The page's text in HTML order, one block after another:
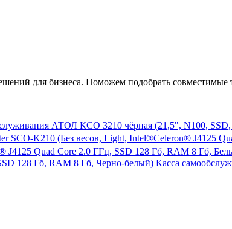
для бизнеса. Поможем подобрать совместимые
АТОЛ КСО 3210 чёрная (21,5", N100,
J4125 Quad Core 2.0 ГГц, SSD 128 Гб, RAM 8 Гб,
Касса